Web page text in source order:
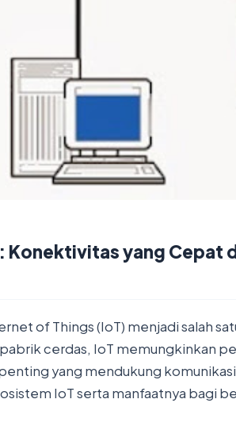
Konektivitas yang Cepat
of Things (IoT) menjadi salah
cerdas, IoT memungkinkan
yang mendukung
IoT serta manfaatnya bagi